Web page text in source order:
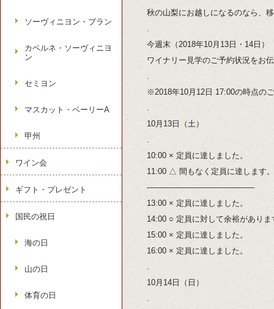
秋の山梨にお越しになるのなら、
.
今週末（2018年10月13日・14日）
ワイナリー見学のご予約状況をお
.
※2018年10月12日 17:00の時点の
.
10月13日（土）
.
10:00 × 定員に達しました。
11:00 △ 間もなく定員に達します。
—————————————–
13:00 × 定員に達しました。
14:00 ○ 定員に対して余裕がありま
15:00 × 定員に達しました。
16:00 × 定員に達しました。
.
10月14日（日）
.
ソーヴィニヨン・ブラン
カベルネ・ソーヴィニヨ
ン
セミヨン
マスカット・ベーリーA
甲州
ワイン会
ギフト・プレゼント
国民の祝日
海の日
山の日
体育の日